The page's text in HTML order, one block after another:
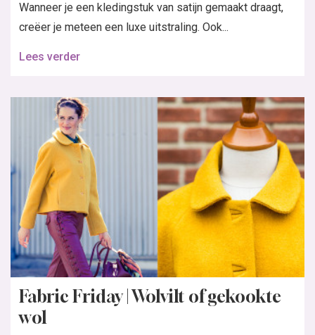
Wanneer je een kledingstuk van satijn gemaakt draagt,
creëer je meteen een luxe uitstraling. Ook...
Lees verder
Fabric Friday | Wolvilt of gekookte
wol